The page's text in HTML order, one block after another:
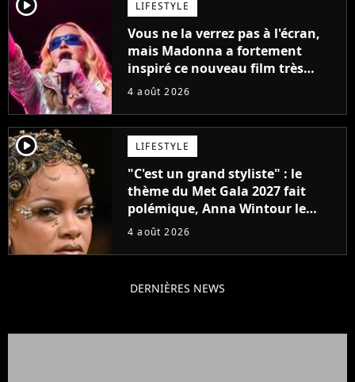
LIFESTYLE
Vous ne la verrez pas à l'écran,
mais Madonna a fortement
inspiré ce nouveau film très
attendu
4 août 2026
player2 LIFESTYLE
"C'est un grand styliste" : le
thème du Met Gala 2027 fait
polémique, Anna Wintour le
défend
4 août 2026
DERNIÈRES NEWS